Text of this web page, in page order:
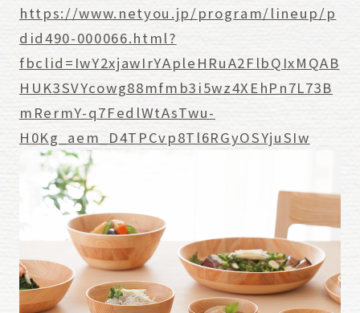
https://www.netyou.jp/program/lineup/p
did490-000066.html?
fbclid=IwY2xjawIrYApleHRuA2FlbQIxMQAB
HUK3SVYcowg88mfmb3i5wz4XEhPn7L73B
mRermY-q7FedlWtAsTwu-
H0Kg_aem_D4TPCvp8Tl6RGyOSYjuSIw